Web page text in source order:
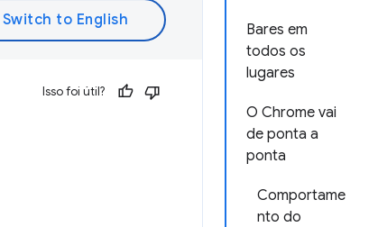
Bares em
todos os
lugares
O Chrome vai
de ponta a
ponta
Comportame
nto do
Isso foi útil?